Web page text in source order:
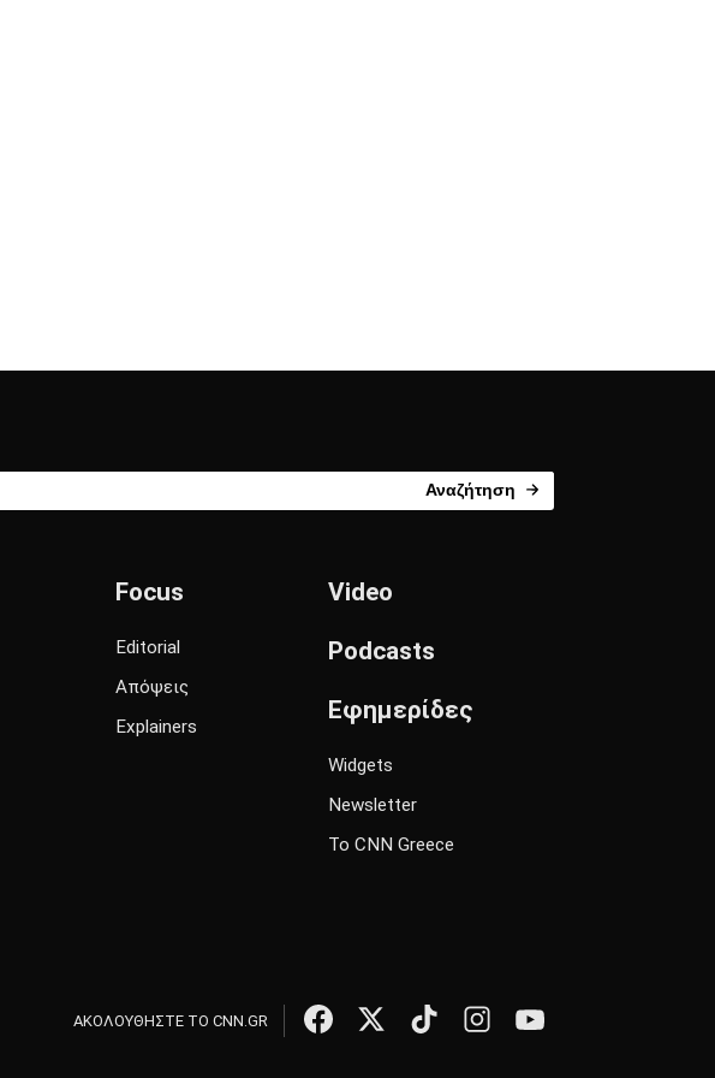
Αναζήτηση
Focus
Editorial
Απόψεις
Explainers
Video
Podcasts
Εφημερίδες
Widgets
Newsletter
Το CNN Greece
ΑΚΟΛΟΥΘΗΣΤΕ ΤΟ CNN.GR